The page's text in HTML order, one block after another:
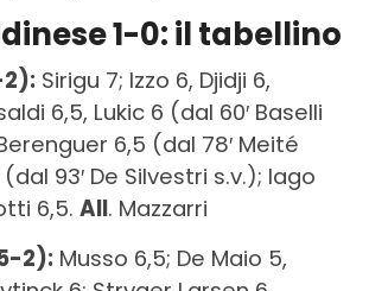
1-0: il tabellino
Sirigu 7; Izzo 6, Djidji 6,
6,5, Lukic 6 (dal 60′ Baselli
6,5 (dal 78′ Meité
93′ De Silvestri s.v.); Iago
6,5. All. Mazzarri
2):Musso 6,5; De Maio 5,